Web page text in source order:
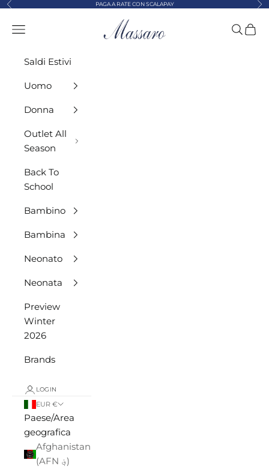
Vai al contenuto
Precedente PAGA A RATE CON SCALAPAY
MASSARO ABBIGLIAMENTO
Menù Cerca
Saldi Estivi
Uomo
Donna
Outlet All
Season
Back To
School
Bambino
Bambina
Neonato
Neonata
Preview
Winter
2026
Brands
LOGIN
EUR €
Paese/Area
geografica
Afghanistan
(AFN ؋)